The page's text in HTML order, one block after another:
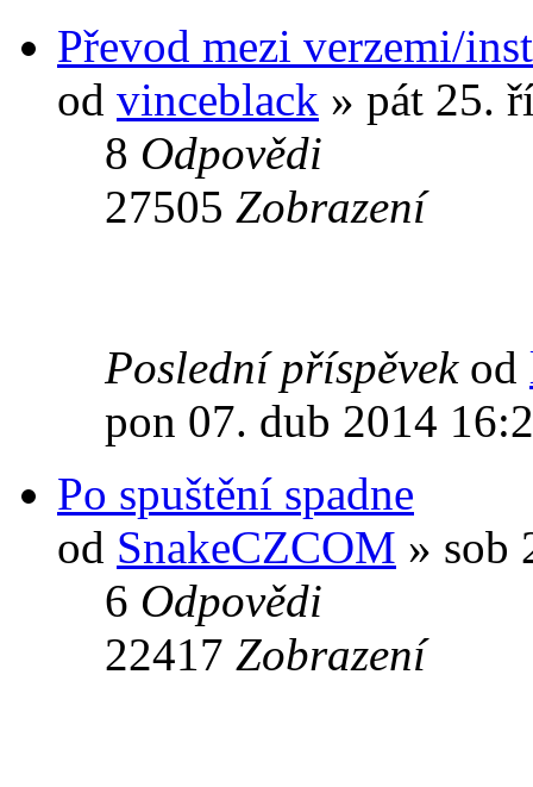
Převod mezi verzemi/
od vinceblack » pát 25.
8 Odpovědi
27505 Zobrazení
Poslední příspěvek od
pon 07. dub 2014
Po spuštění spadne
od SnakeCZCOM » sob
6 Odpovědi
22417 Zobrazení